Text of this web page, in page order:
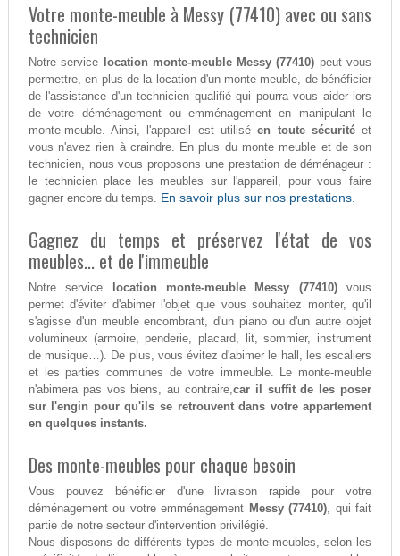
Votre monte-meuble à Messy (77410) avec ou sans
technicien
Notre service location monte-meuble Messy (77410) peut vous
permettre, en plus de la location d'un monte-meuble, de bénéficier
de l'assistance d'un technicien qualifié qui pourra vous aider lors
de votre déménagement ou emménagement en manipulant le
monte-meuble. Ainsi, l'appareil est utiliséen toute sécuritéet
vous n'avez rien à craindre. En plus du monte meuble et de son
technicien, nous vous proposons une prestation de déménageur :
le technicien place les meubles sur l'appareil, pour vous faire
gagner encore du temps. En savoir plus sur nos prestations.
Gagnez du temps et préservez l'état de vos
meubles... et de l'immeuble
Notre service location monte-meuble Messy (77410)vous
permet d'éviter d'abimer l'objet que vous souhaitez monter, qu'il
s'agisse d'un meuble encombrant, d'un piano ou d'un autre objet
volumineux (armoire, penderie, placard, lit, sommier, instrument
de musique…). De plus, vous évitez d'abimer le hall, les escaliers
et les parties communes de votre immeuble. Le monte-meuble
n'abimera pas vos biens, au contraire,car il suffit de les poser
sur l'engin pour qu'ils se retrouvent dans votre appartement
en quelques instants.
Des monte-meubles pour chaque besoin
Vous pouvez bénéficier d'une livraison rapide pour votre
déménagement ou votre emménagement Messy (77410), qui fait
partie de notre secteur d'intervention privilégié.
Nous disposons de différents types de monte-meubles, selon les